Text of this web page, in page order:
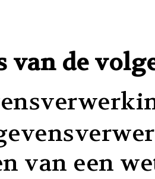
van de
van een